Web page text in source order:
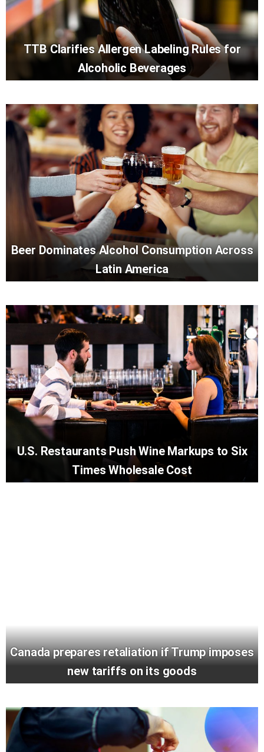
TTB Clarifies Allergen Labeling Rules for
Alcoholic Beverages
Beer Dominates Alcohol Consumption Across
Latin America
U.S. Restaurants Push Wine Markups to Six
Times Wholesale Cost
Canada prepares retaliation if Trump imposes
new tariffs on its goods